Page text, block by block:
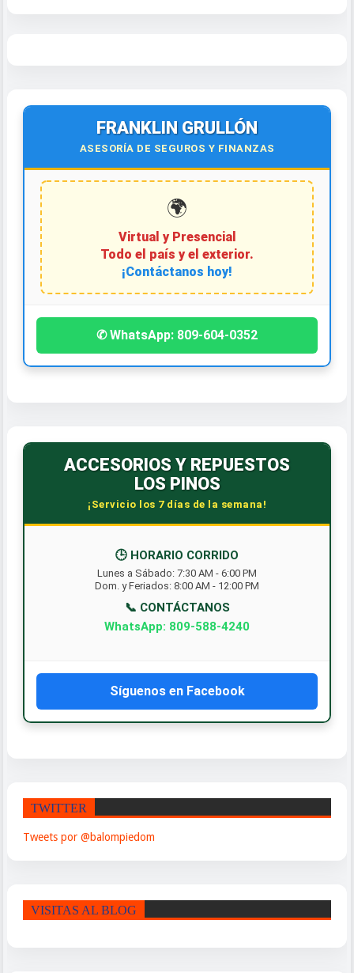
FRANKLIN GRULLÓN
ASESORÍA DE SEGUROS Y FINANZAS
🌍
Virtual y Presencial
Todo el país y el exterior.
¡Contáctanos hoy!
✆ WhatsApp: 809-604-0352
ACCESORIOS Y REPUESTOS
LOS PINOS
¡Servicio los 7 días de la semana!
🕒 HORARIO CORRIDO
Lunes a Sábado: 7:30 AM - 6:00 PM
Dom. y Feriados: 8:00 AM - 12:00 PM
📞 CONTÁCTANOS
WhatsApp: 809-588-4240
Síguenos en Facebook
TWITTER
Tweets por @balompiedom
VISITAS AL BLOG